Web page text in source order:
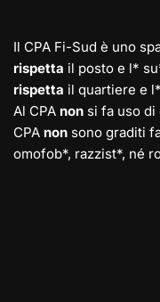
Il CPA Fi-Sud è uno
rispetta il posto e l*
rispetta il quartiere e
Al CPA non si fa uso di
CPA non sono graditi
omofob*, razzist*, né